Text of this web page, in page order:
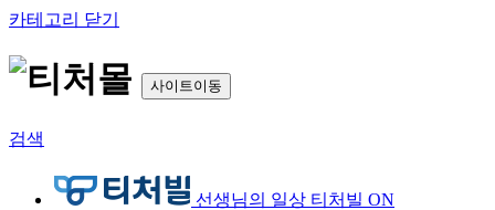
카테고리 닫기
사이트이동
검색
선생님의 일상 티처빌 ON